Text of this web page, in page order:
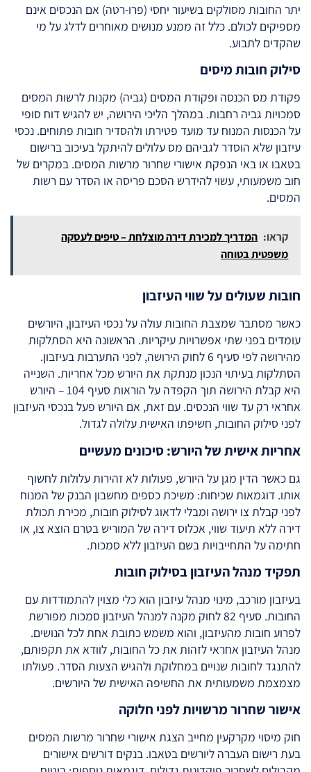
יתר החובות מסולקים בשיעור יחסי (פרו-רטה) אם הנכסים אינם
מספיקים לכולם. כלל זה ממנע מנושים מאוחרים לדלג על מי
שהקדים לתבוע.
סילוק חובות מיסים
פקודת מס הכנסה ופקודת המסים (גביה) מקנות לרשות המסים
סמכויות גביה רחבות. במהלך הליכי הירושה, יש להגיש דוח סופי
על הכנסות המנוח עד מועד פטירתו ולהסדיר חובות פתוחים. נכסי
עיזבון שלא הוסדר לגביהם מס עלולים להיתקל בעיכוב ברישום
בטאבו או באי הנפקת אישורי שחרור מרשות המסים. במקרים של
חוב משמעותי, עשוי להידרש הסכם פריסה או הסדר עם רשות
המסים.
קראו: המדריך למכירת דירה מוצלחת – טיפים לעסקה
משפטית בטוחה
חובות שעולים על שווי העיזבון
כאשר מסתבר שמצבת החובות עולה על נכסי העיזבון, היורשים
עומדים בפני שתי אפשרויות עיקריות. הראשונה היא הסתלקות
מהירושה לפי סעיף 6 לחוק הירושה, לפני התערבות בעיזבון.
הסתלקות בעיתוי הנכון מנתקת את היורש מכל אחריות. השנייה
היא קבלת הירושה תוך הקפדה על הוראות סעיף 104 – היורש
אחראי רק עד שווי הנכסים. עם זאת, אם היורש פעל בנכסי העיזבון
לפני סילוק החובות, חשיפתו האישית עלולה לגדול.
אחריות אישית של היורש: סיכונים מעשיים
גם כאשר הדין מגן על היורש, פעולות לא זהירות עלולות לחשוף
אותו. דוגמאות שכיחות: משיכת כספים מחשבון הבנק של המנוח
לפני קבלת צו ירושה ומבלי לדאוג לסילוק חובות, מכירת תכולת
דירה ללא תיעוד שווי, אכלוס דירה של המוריש בטרם הוצא צו, או
חתימה על התחייבויות בשם העיזבון ללא סמכות.
תפקיד מנהל העיזבון בסילוק חובות
בעיזבון מורכב, מינוי מנהל עיזבון הוא כלי מצוין להתמודדות עם
החובות. סעיף 82 לחוק מקנה למנהל העיזבון סמכות מפורשת
לפרוע חובות מהעיזבון, והוא משמש כתובת אחת לכל הנושים.
מנהל העיזבון אחראי לזהות את כל החובות, לוודא את תקפותם,
להתנגד לחובות שנויים במחלוקת ולהגיש הצעות הסדר. פעולתו
מצמצמת משמעותית את החשיפה האישית של היורשים.
אישור שחרור מרשויות לפני חלוקה
חוק מיסוי מקרקעין מחייב הצגת אישורי שחרור מרשות המסים
בעת רישום העברה ליורשים בטאבו. בנקים דורשים אישורים